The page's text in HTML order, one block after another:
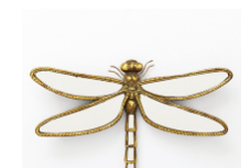
#의자
#자라홈
#조명
#체어
#테이블
#토즈